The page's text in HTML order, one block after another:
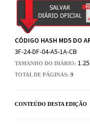
CÓDIGO HASH MD5 DO
3F-24-DF-04-A5-1A-CB
TAMANHO DO DIÁRIO:
TOTAL DE PÁGINAS: 9
CONTEÚDO DESTA EDIÇÃO